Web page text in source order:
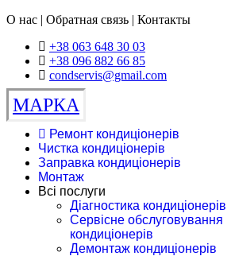
О нас | Обратная связь | Контакты
+38 063 648 30 03
+38 096 882 66 85
condservis@gmail.com
МАРКА
Ремонт кондиціонерів
Чистка кондиціонерів
Заправка кондиціонерів
Монтаж
Всі послуги
Діагностика кондиціонерів
Сервісне обслуговування
кондиціонерів
Демонтаж кондиціонерів